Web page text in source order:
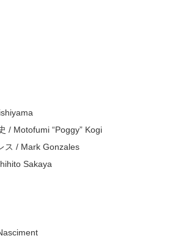
/ Motofumi “Poggy” Kogi
ス / Mark Gonzales
Sakaya